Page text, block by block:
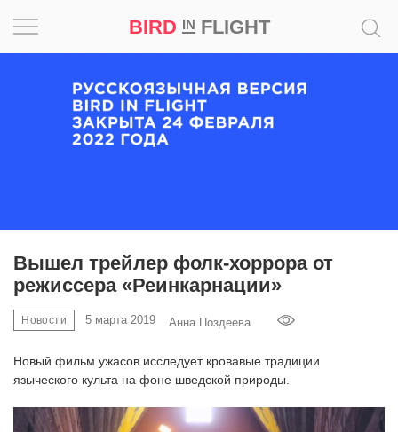
BIRD INFLIGHT
Вышел трейлер фолк-хоррора от
режиссера «Реинкарнации»
Новости 5 марта 2019 Анна Поздеева
Новый фильм ужасов исследует кровавые традиции
языческого культа на фоне шведской природы.